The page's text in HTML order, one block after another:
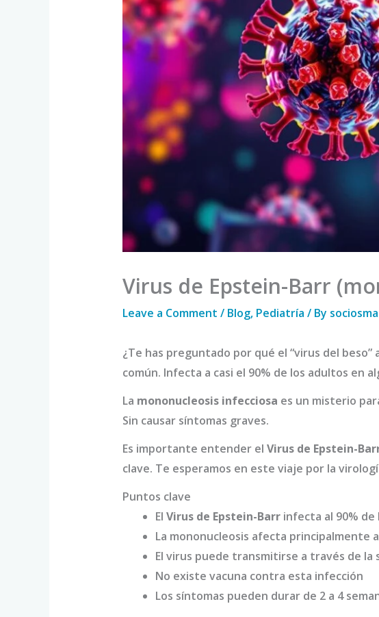
Virus de Epstein-Barr
Leave a Comment / Blog, Pediatría / By
¿Te has preguntado por qué el “virus del
común. Infecta a casi el 90% de los adultos en
La mononucleosis infecciosa es un misterio
Sin causar síntomas graves.
Es importante entender el Virus de Epstein-
clave. Te esperamos en este viaje por la
Puntos clave
El Virus de Epstein-Barrinfecta al 90% de
La mononucleosis afecta principalmente
El virus puede transmitirse a través de la
No existe vacuna contra esta infección
Los síntomas pueden durar de 2 a 4